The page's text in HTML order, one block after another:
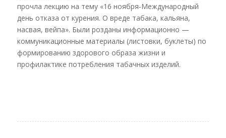
прочла лекцию на тему «16 ноября-Международный
день отказа от курения. О вреде табака, кальяна,
насвая, вейпа». Были розданы информационно —
коммуникационные материалы (листовки, буклеты) по
формированию здорового образа жизни и
профилактике потребления табачных изделий.